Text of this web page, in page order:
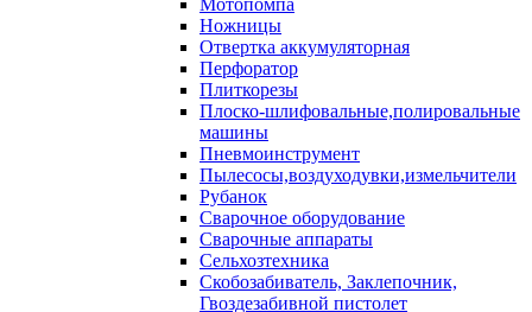
Мотопомпа
Ножницы
Отвертка аккумуляторная
Перфоратор
Плиткорезы
Плоско-шлифовальные,полировальные
машины
Пневмоинструмент
Пылесосы,воздуходувки,измельчители
Рубанок
Сварочное оборудование
Сварочные аппараты
Сельхозтехника
Скобозабиватель, Заклепочник,
Гвоздезабивной пистолет